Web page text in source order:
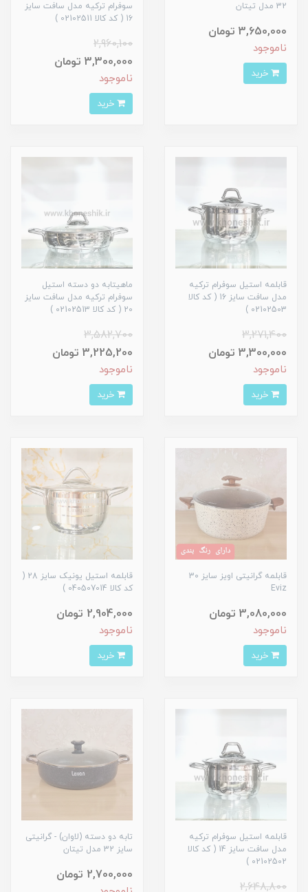
32 مدل تیتان
3,650,000 تومان
ناموجود
سوفرام ترکیه مدل سافت سایز
16 ( کد کالا 02102511 )
2,960,100
3,300,000 تومان
ناموجود
قابلمه استیل سوفرام ترکیه
مدل سافت سایز 16 ( کد کالا
02102503 )
3,271,400
3,300,000 تومان
ناموجود
ماهیتابه دو دسته استیل
سوفرام ترکیه مدل سافت سایز
20 ( کد کالا 02102513 )
3,582,700
3,225,200 تومان
ناموجود
قابلمه گرانیتی اویز سایز 30
Eviz
3,080,000 تومان
ناموجود
قابلمه استیل یونیک سایز 28 (
کد کالا 040507014 )
2,904,000 تومان
ناموجود
قابلمه استیل سوفرام ترکیه
مدل سافت سایز 14 ( کد کالا
02102502 )
2,648,800
تابه دو دسته (لاوان) - گرانیتی
سایز 32 مدل تیتان
2,700,000 تومان